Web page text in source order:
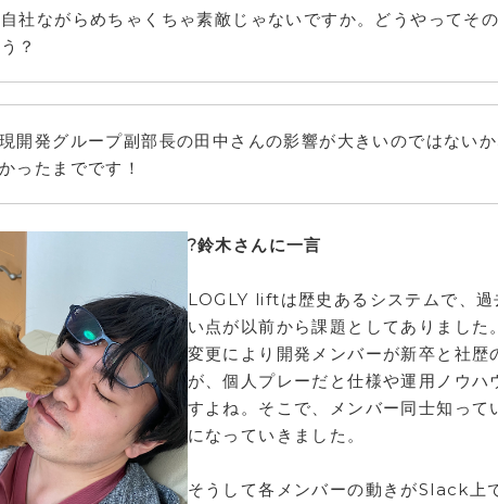
自社ながらめちゃくちゃ素敵じゃないですか。どうやってそ
う？
開発グループ副部長の田中さんの影響が大きいのではない
ったまでです！
?鈴木さんに一言
LOGLY liftは歴史あるシステムで、過
い点が以前から課題としてありまし
変更により開発メンバーが新卒と社
が、個人プレーだと仕様や運用ノウ
すよね。そこで、メンバー同士知っ
になっていきました。
そうして各メンバーの動きがSlack上